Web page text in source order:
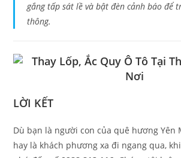
gắng tấp sát lề và bật đèn cảnh báo để
thông.
LỜI KẾT
Dù bạn là người con của quê hương Yên
hay là khách phương xa đi ngang qua,